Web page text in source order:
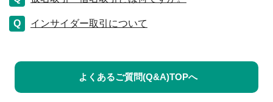
インサイダー取引について
よくあるご質問(Q&A)TOPへ